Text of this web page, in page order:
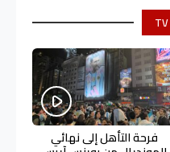
فرحة التأهل إلى نهائي